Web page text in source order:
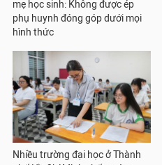
mẹ học sinh: Không được ép
phụ huynh đóng góp dưới mọi
hình thức
Nhiều trường đại học ở Thành